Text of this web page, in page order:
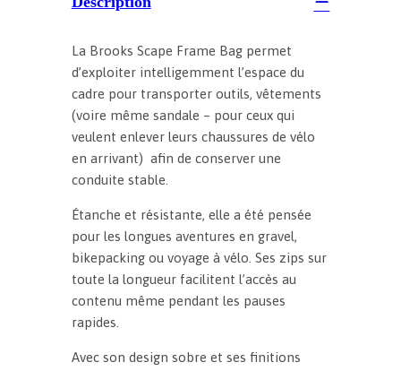
La Brooks Scape Frame Bag permet
d’exploiter intelligemment l’espace du
cadre pour transporter outils, vêtements
(voire même sandale – pour ceux qui
veulent enlever leurs chaussures de vélo
en arrivant) afin de conserver une
conduite stable.
Étanche et résistante, elle a été pensée
pour les longues aventures en gravel,
bikepacking ou voyage à vélo. Ses zips sur
toute la longueur facilitent l’accès au
contenu même pendant les pauses
rapides.
Avec son design sobre et ses finitions